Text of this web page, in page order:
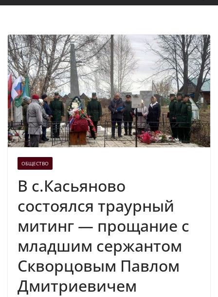
ОБЩЕСТВО
В с.Касьяново
состоялся траурный
митинг — прощание с
младшим сержантом
Скворцовым Павлом
Дмитриевичем